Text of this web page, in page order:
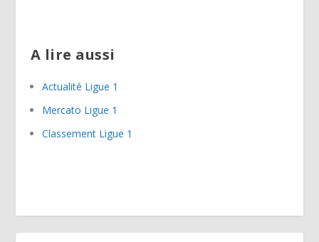
A lire aussi
Actualité Ligue 1
Mercato Ligue 1
Classement Ligue 1